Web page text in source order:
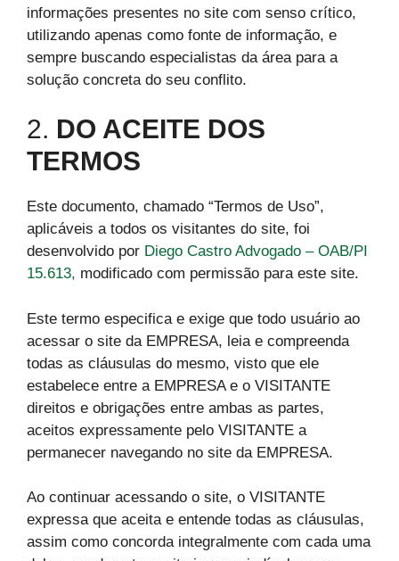
informações presentes no site com senso crítico,
utilizando apenas como fonte de informação, e
sempre buscando especialistas da área para a
solução concreta do seu conflito.
2. DO ACEITE DOS
TERMOS
Este documento, chamado “Termos de Uso”,
aplicáveis a todos os visitantes do site, foi
desenvolvido por Diego Castro Advogado – OAB/PI
15.613, modificado com permissão para este site.
Este termo especifica e exige que todo usuário ao
acessar o site da EMPRESA, leia e compreenda
todas as cláusulas do mesmo, visto que ele
estabelece entre a EMPRESA e o VISITANTE
direitos e obrigações entre ambas as partes,
aceitos expressamente pelo VISITANTE a
permanecer navegando no site da EMPRESA.
Ao continuar acessando o site, o VISITANTE
expressa que aceita e entende todas as cláusulas,
assim como concorda integralmente com cada uma